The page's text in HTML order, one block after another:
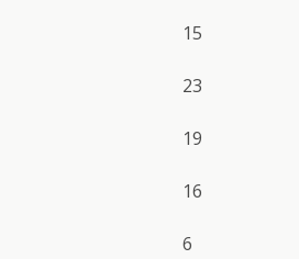
15
23
19
16
6